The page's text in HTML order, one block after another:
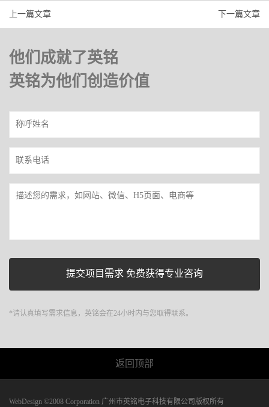
上一篇文章 下一篇文章
他们成就了英铭
英铭为他们创造价值
*请认真填写需求信息，英铭会在24小时内与您取得联系。
返回顶部
WebDesign ©2008 Corporation 广州市英铭电子科技有限公司版权所有